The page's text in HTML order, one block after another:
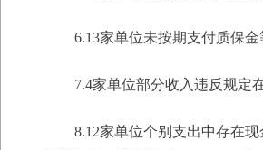
6.13家单位未按期支付质保
7.4家单位部分收入违反规定
8.12家单位个别支出中存在